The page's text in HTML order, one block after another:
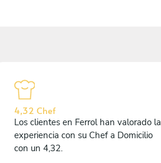
4,32 Chef
Los clientes en Ferrol han valorado la
experiencia con su Chef a Domicilio
con un 4,32.